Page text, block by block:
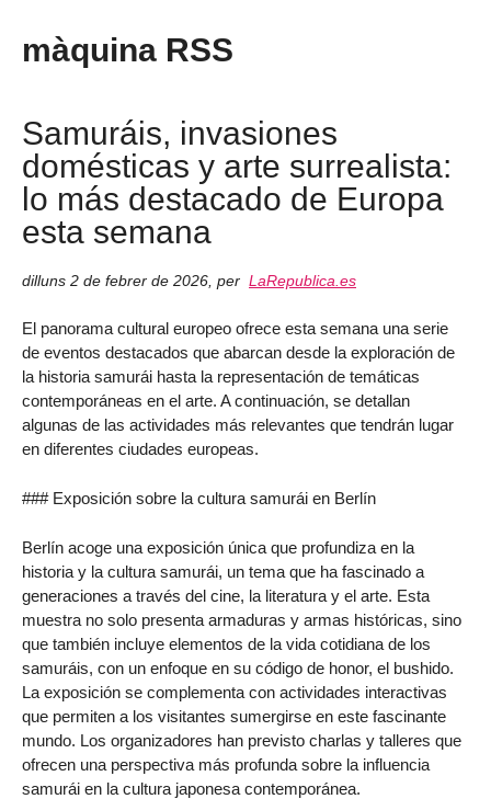
màquina RSS
Samuráis, invasiones
domésticas y arte surrealista:
lo más destacado de Europa
esta semana
dilluns 2 de febrer de 2026 per LaRepublica.es
El panorama cultural europeo ofrece esta semana una serie
de eventos destacados que abarcan desde la exploración de
la historia samurái hasta la representación de temáticas
contemporáneas en el arte. A continuación, se detallan
algunas de las actividades más relevantes que tendrán lugar
en diferentes ciudades europeas.
### Exposición sobre la cultura samurái en Berlín
Berlín acoge una exposición única que profundiza en la
historia y la cultura samurái, un tema que ha fascinado a
generaciones a través del cine, la literatura y el arte. Esta
muestra no solo presenta armaduras y armas históricas, sino
que también incluye elementos de la vida cotidiana de los
samuráis, con un enfoque en su código de honor, el bushido.
La exposición se complementa con actividades interactivas
que permiten a los visitantes sumergirse en este fascinante
mundo. Los organizadores han previsto charlas y talleres que
ofrecen una perspectiva más profunda sobre la influencia
samurái en la cultura japonesa contemporánea.